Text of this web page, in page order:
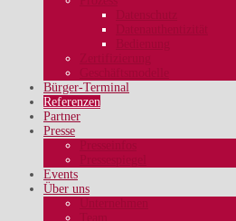
Bürger-Terminal
Referenzen
Partner
Presse
Events
Über uns